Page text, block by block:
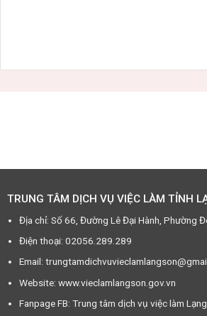
TRUNG TÂM DỊCH VỤ VIỆC LÀM TỈNH
Địa chỉ: Số 66, Đường Lê Đại Hành, Phường
Điện thoại: 02056.289.289
Email:
Website: www.vieclamlangson.gov.vn
Fanpage FB: Trung tâm dịch vụ việc làm